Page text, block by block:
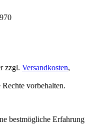
zzgl. Versandkosten,
vorbehalten.
bestmögliche Erfahrung